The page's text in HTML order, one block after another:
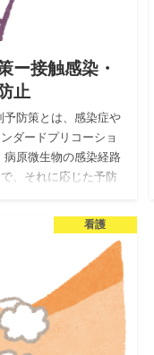
ー接触感染・
止
予防策とは、感染症や
ダードプリコーショ
病原微生物の感染経路
、それに応じた予防
看護